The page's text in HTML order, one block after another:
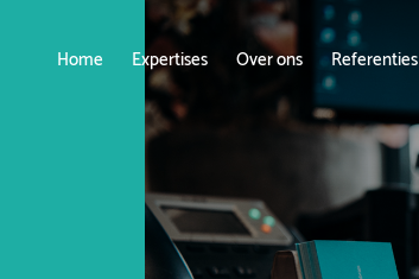
Home Expertises Over ons Referenties